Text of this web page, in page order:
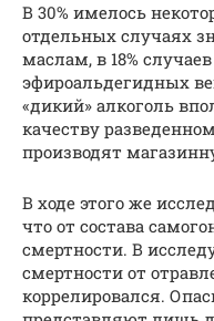
В 30% имелось
отдельных случаях
маслам, в 18%
эфироальдегидных
«дикий» алкоголь
качеству
производят
В ходе этого же
что от состава
смертности. В
смертности от
коррелировался.